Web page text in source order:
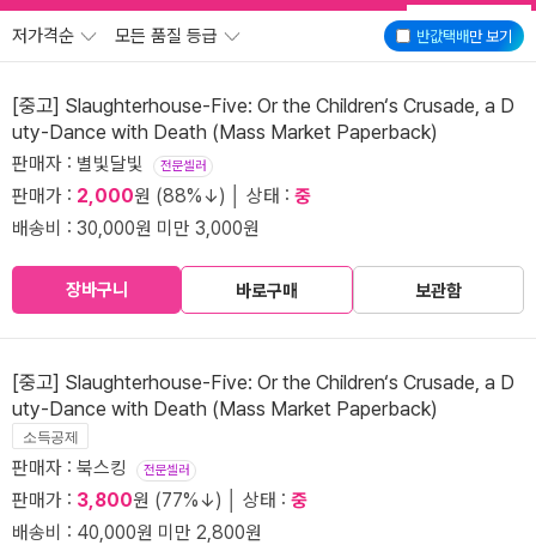
반값택배만 보기
저가격순 모든 품질 등급
[중고] Slaughterhouse-Five: Or the Children‘s Crusade, a D
uty-Dance with Death (Mass Market Paperback)
판매자 : 별빛달빛 전문셀러
판매가 : 2,000원 (88%↓) │ 상태 : 중
배송비 : 30,000원 미만 3,000원
장바구니 바로구매 보관함
[중고] Slaughterhouse-Five: Or the Children‘s Crusade, a D
uty-Dance with Death (Mass Market Paperback)
소득공제
판매자 : 북스킹 전문셀러
판매가 : 3,800원 (77%↓) │ 상태 : 중
배송비 : 40,000원 미만 2,800원